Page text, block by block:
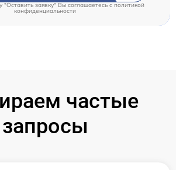
"Оставить заявку" Вы соглашаетесь cполитикой
конфиденциальности
частые
запросы